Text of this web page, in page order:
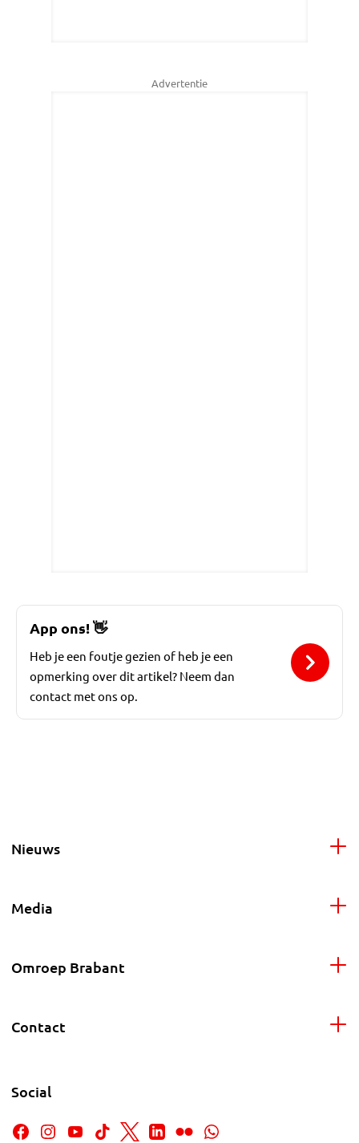
Advertentie
App ons!👋
Heb je een foutje gezien of heb je een
opmerking over dit artikel? Neem dan
contact met ons op.
Nieuws
Media
Omroep Brabant
Contact
Social